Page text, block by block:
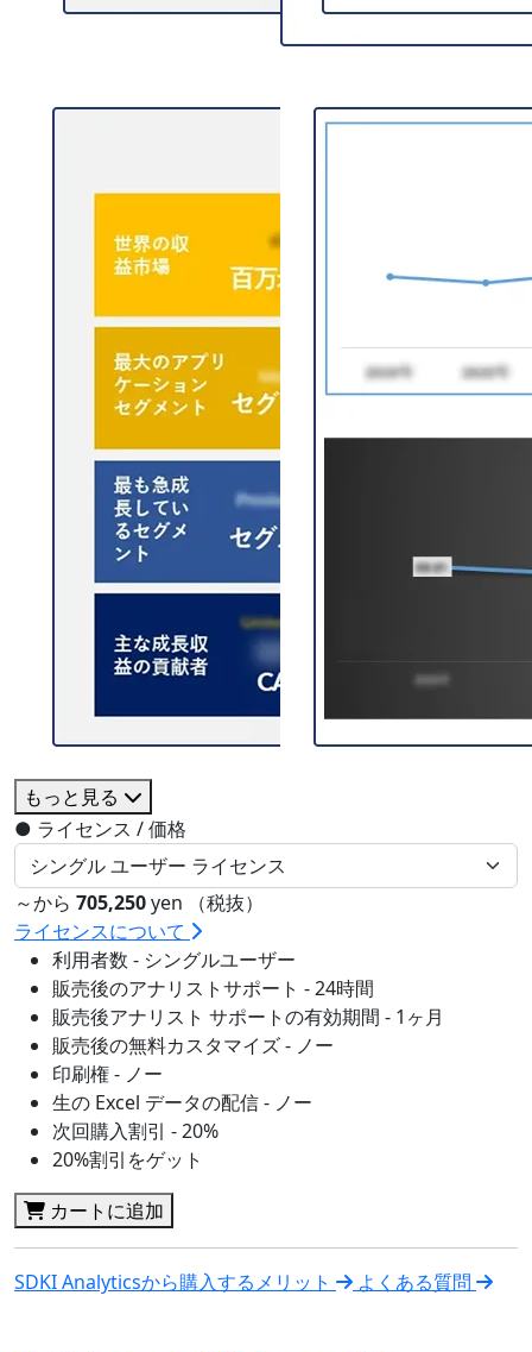
もっと見る
● ライセンス / 価格
～から 705,250yen （税抜）
ライセンスについて
利用者数 - シングルユーザー
販売後のアナリストサポート - 24時間
販売後アナリスト サポートの有効期間 - 1ヶ月
販売後の無料カスタマイズ - ノー
印刷権 - ノー
生の Excel データの配信 - ノー
次回購入割引 - 20%
20%割引をゲット
カートに追加
SDKI Analyticsから購入するメリット よくある質問